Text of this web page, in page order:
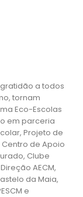
a todos
tornam
Eco-Escolas
em parceria
Projeto de
de Apoio
Clube
AECM,
da Maia,
e